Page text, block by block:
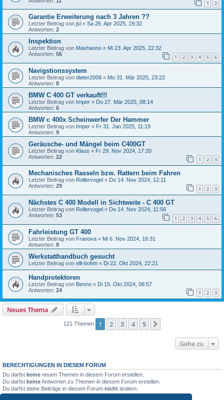
1 2
Garantie Erweiterung nach 3 Jahren ??
Letzter Beitrag von jsl « Sa 26. Apr 2025, 19:32
Antworten: 2
Inspektion
Letzter Beitrag von Maxhanno « Mi 23. Apr 2025, 22:32
Antworten: 56 1 2 3 4 5 6
Navigstionssystem
Letzter Beitrag von dieter2008 « Mo 31. Mär 2025, 23:22
Antworten: 8
BMW C 400 GT verkauft!!!
Letzter Beitrag von Imper « Do 27. Mär 2025, 08:14
Antworten: 6
BMW c 400x Scheinwerfer Der Hammer
Letzter Beitrag von Imper « Fr 31. Jan 2025, 11:19
Antworten: 9
Geräusche- und Mängel beim C400GT
Letzter Beitrag von Klaus « Fr 29. Nov 2024, 17:20
Antworten: 22 1 2 3
Mechanisches Rasseln bzw. Rattern beim Fahren
Letzter Beitrag von Rollervogel « Do 14. Nov 2024, 12:11
Antworten: 29 1 2 3
Nächstes C 400 Modell in Sichtweite - C 400 GT
Letzter Beitrag von Rollervogel « Do 14. Nov 2024, 11:56
Antworten: 53 1 2 3 4 5 6
Fahrleistung GT 400
Letzter Beitrag von Franova « Mi 6. Nov 2024, 16:31
Antworten: 8
Werkstatthandbuch gesucht
Letzter Beitrag von elli-bohm « Di 22. Okt 2024, 22:21
Handprotektoren
Letzter Beitrag von Benno « Di 15. Okt 2024, 08:57
Antworten: 24 1 2 3
Neues Thema
121 Themen 1 2 3 4 5
Gehe zu
BERECHTIGUNGEN IN DIESEM FORUM
Du darfst keine neuen Themen in diesem Forum erstellen.
Du darfst keineAntworten zu Themen in diesem Forum erstellen.
Du darfst deine Beiträge in diesem Forum nicht ändern.